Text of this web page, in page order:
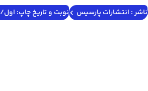
ناشر : انتشارات پارسیس نوبت و تاریخ چاپ: اول/ 1404